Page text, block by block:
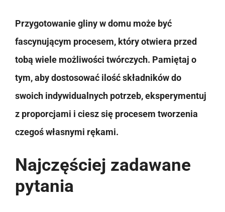
Przygotowanie gliny w domu może być
fascynującym procesem, który otwiera przed
tobą wiele możliwości twórczych. Pamiętaj o
tym, aby dostosować ilość składników do
swoich indywidualnych potrzeb, eksperymentuj
z proporcjami i ciesz się procesem tworzenia
czegoś własnymi rękami.
Najczęściej zadawane
pytania